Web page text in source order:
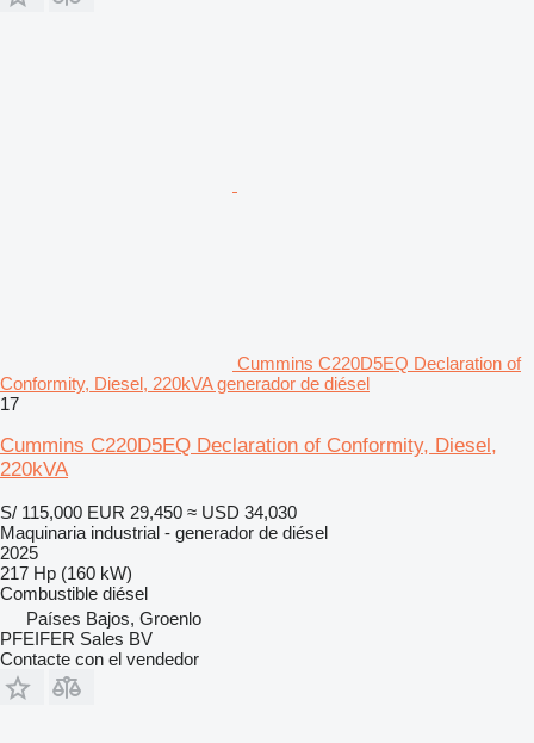
Cummins C220D5EQ Declaration of
Conformity, Diesel, 220kVA generador de diésel
17
Cummins C220D5EQ Declaration of Conformity, Diesel,
220kVA
S/ 115,000 EUR 29,450 ≈ USD 34,030
Maquinaria industrial - generador de diésel
2025
217 Hp (160 kW)
Combustible diésel
Países Bajos, Groenlo
PFEIFER Sales BV
Contacte con el vendedor